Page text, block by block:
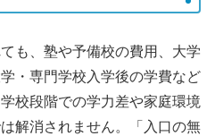
も、塾や予備校の費用、大学
・専門学校入学後の学費など
校段階での学力差や家庭環境
解消されません。「入口の無